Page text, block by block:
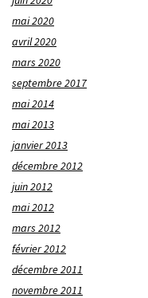
mai 2020
avril 2020
mars 2020
septembre 2017
mai 2014
mai 2013
janvier 2013
décembre 2012
juin 2012
mai 2012
mars 2012
février 2012
décembre 2011
novembre 2011